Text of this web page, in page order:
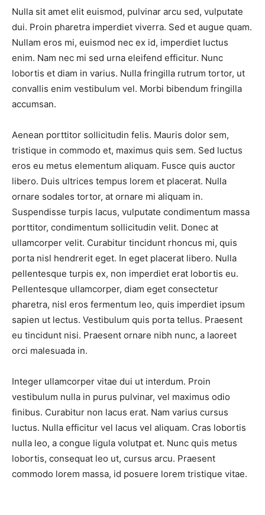
Nulla sit amet elit euismod, pulvinar arcu sed, vulputate
dui. Proin pharetra imperdiet viverra. Sed et augue quam.
Nullam eros mi, euismod nec ex id, imperdiet luctus
enim. Nam nec mi sed urna eleifend efficitur. Nunc
lobortis et diam in varius. Nulla fringilla rutrum tortor, ut
convallis enim vestibulum vel. Morbi bibendum fringilla
accumsan.
Aenean porttitor sollicitudin felis. Mauris dolor sem,
tristique in commodo et, maximus quis sem. Sed luctus
eros eu metus elementum aliquam. Fusce quis auctor
libero. Duis ultrices tempus lorem et placerat. Nulla
ornare sodales tortor, at ornare mi aliquam in.
Suspendisse turpis lacus, vulputate condimentum massa
porttitor, condimentum sollicitudin velit. Donec at
ullamcorper velit. Curabitur tincidunt rhoncus mi, quis
porta nisl hendrerit eget. In eget placerat libero. Nulla
pellentesque turpis ex, non imperdiet erat lobortis eu.
Pellentesque ullamcorper, diam eget consectetur
pharetra, nisl eros fermentum leo, quis imperdiet ipsum
sapien ut lectus. Vestibulum quis porta tellus. Praesent
eu tincidunt nisi. Praesent ornare nibh nunc, a laoreet
orci malesuada in.
Integer ullamcorper vitae dui ut interdum. Proin
vestibulum nulla in purus pulvinar, vel maximus odio
finibus. Curabitur non lacus erat. Nam varius cursus
luctus. Nulla efficitur vel lacus vel aliquam. Cras lobortis
nulla leo, a congue ligula volutpat et. Nunc quis metus
lobortis, consequat leo ut, cursus arcu. Praesent
commodo lorem massa, id posuere lorem tristique vitae.